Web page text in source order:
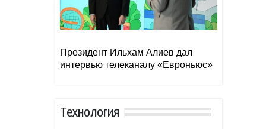
Президент Ильхам Алиев дал
интервью телеканалу «Евроньюс»
Тexнoлoгия